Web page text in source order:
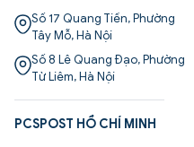
Số 17 Quang Tiến, Phường
Tây Mỗ, Hà Nội
Số 8 Lê Quang Đạo, Phường
Từ Liêm, Hà Nội
PCSPOST HỒ CHÍ MINH